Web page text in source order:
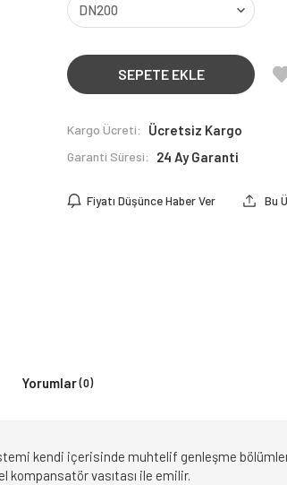
SEPETE EKLE
Kargo Ücreti: Ücretsiz Kargo
Garanti Süresi: 24 Ay Garanti
Fiyatı Düşünce Haber Ver Bu
Yorumlar(0)
kendi içerisinde muhtelif genleşme
kompansatör vasıtası ile emilir.